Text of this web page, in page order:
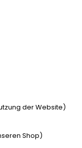
der Website)
Shop)